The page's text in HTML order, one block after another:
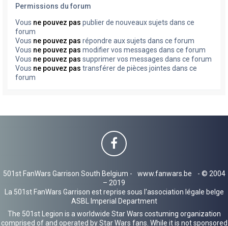
Permissions du forum
Vous ne pouvez pas publier de nouveaux sujets dans ce
forum
Vous ne pouvez pas répondre aux sujets dans ce forum
Vous ne pouvez pas modifier vos messages dans ce forum
Vous ne pouvez pas supprimer vos messages dans ce forum
Vous ne pouvez pas transférer de pièces jointes dans ce
forum
501st FanWars Garrison South Belgium - www.fanwars.be
- © 2004
– 2019
La 501st FanWars Garrison est reprise sous l'association légale belge
ASBL Imperial Department
The 501st Legion is a worldwide Star Wars costuming organization
comprised of and operated by Star Wars fans. While it is not sponsored